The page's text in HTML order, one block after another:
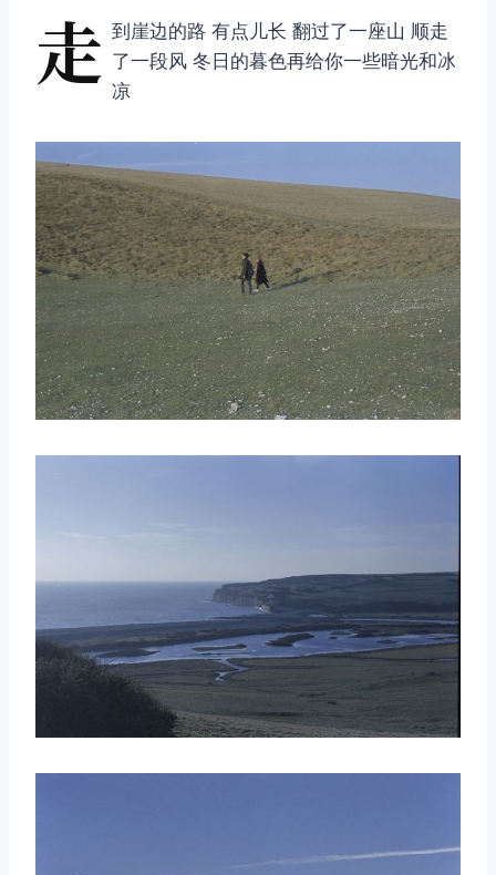
走 到崖边的路 有点儿长 翻过了一座山 顺走
了一段风 冬日的暮色再给你一些暗光和冰
凉 ​​​​